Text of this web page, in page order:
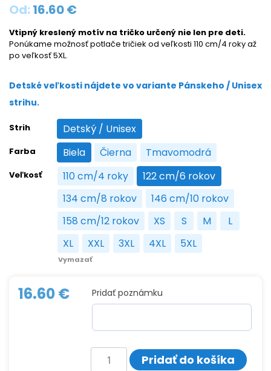
Od:16.60€
Vtipný kreslený motív na tričko určený nie len pre deti.
Ponúkame možnosť potlače tričiek od veľkosti 110 cm/4 roky až
po veľkosť 5XL.
Detské veľkosti nájdete vo variante Pánskeho / Unisex
strihu.
Strih Detský / Unisex
Detský / Unisex
Farba Biela
Biela Čierna
Čierna Tmavomodrá
Tmavomodrá
Veľkosť 110 cm/4 roky
110 cm/4 roky122 cm/6 rokov
122 cm/6 rokov
134 cm/8 rokov
134 cm/8 rokov146 cm/10 rokov
146 cm/10 rokov
158 cm/12 rokov
158 cm/12 rokov
XS
XS S
S M
M LL
XL
XL XXL
XXL 3XL
3XL 4XL
4XL 5XL
5XL
Vymazať
16.60€ Pridať poznámku
množstvo
Tričko
Pridať do košíka